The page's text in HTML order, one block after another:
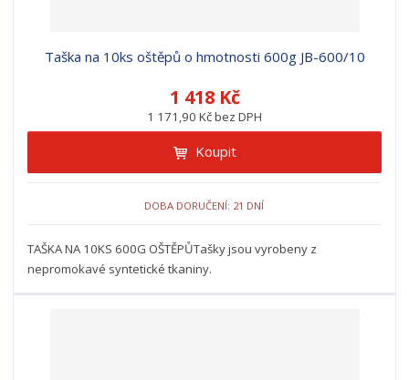
Taška na 10ks oštěpů o hmotnosti 600g JB-600/10
1 418 Kč
1 171,90 Kč bez DPH
Koupit
DOBA DORUČENÍ: 21 DNÍ
TAŠKA NA 10KS 600G OŠTĚPŮTašky jsou vyrobeny z
nepromokavé syntetické tkaniny.